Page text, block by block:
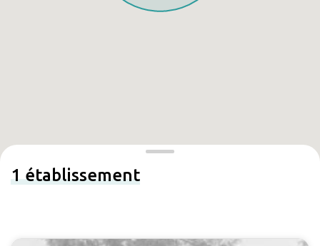
1établissement